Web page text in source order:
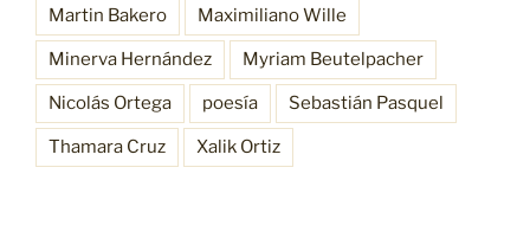
Martin Bakero Maximiliano Wille
Minerva Hernández Myriam Beutelpacher
Nicolás Ortega poesía Sebastián Pasquel
Thamara Cruz Xalik Ortiz